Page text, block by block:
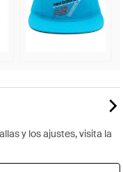
y los ajustes, visita la